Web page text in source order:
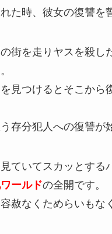
た時、彼女の復讐を
街を走りヤスを殺し
見つけるとそこから
存分犯人への復讐が
ていてスカッとする
ールドの全開です。
赦なくためらいもな